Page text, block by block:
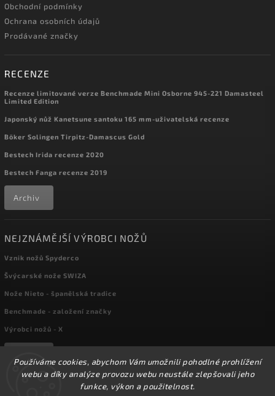
Používáme cookies, abychom Vám umožnili pohodlné prohlížení
webu a díky analýze provozu webu neustále zlepšovali jeho
funkce, výkon a použitelnost.
☀️Ve dnech 3-14.8 2026 máme zavřeno z důvodu
Obchodní podmínky
Ochrana osobních údajů
Prodávané značky
RECENZE
Recenze limitované verze Benchmade Mini Osborne 945-221 Damasteel
Limited Edition
Japonský nůž Kanetsune santoku 165 mm-uživatelská recenze
Böker Solingen Tirpitz-Damascus Gold
Bestech Irida recenze 2020
Bestech Fanga recenze 2019
Archiv
NEJZNÁMĚJŠÍ VÝROBCI NOŽŮ
Vznik nožů Spyderco
Švýcarské nože SWIZA
Nože Nieto - španělská tradice
Benchmade - založení značky
Výrobci nožů - X